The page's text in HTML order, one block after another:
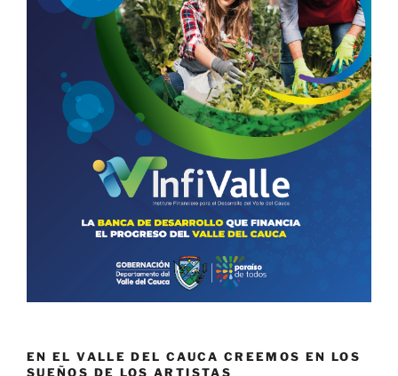
EN EL VALLE DEL CAUCA CREEMOS EN LOS
SUEÑOS DE LOS ARTISTAS